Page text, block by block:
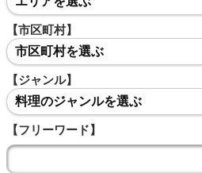
【市区町村】
市区町村を選ぶ
【ジャンル】
料理のジャンルを選ぶ
【フリーワード】